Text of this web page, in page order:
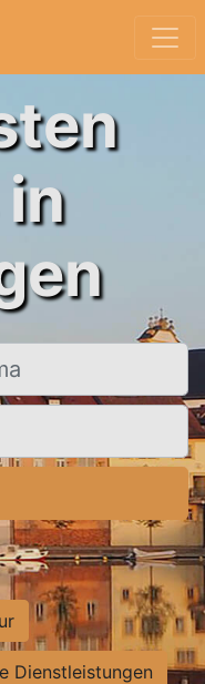
Dienstleistungen